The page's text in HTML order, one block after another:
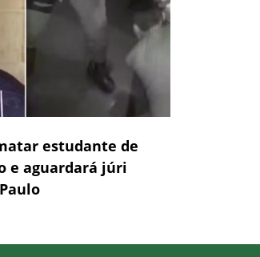
estudante de
e aguardará júri